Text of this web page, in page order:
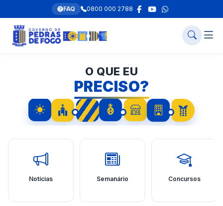
FAQ 0800 000 2788
O QUE EU
PRECISO?
Notícias Semanário Concursos